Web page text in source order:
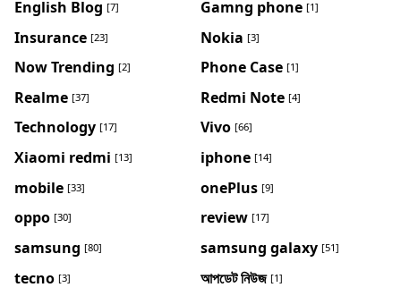
English Blog [7] Gamng phone [1]
Insurance [23] Nokia [3]
Now Trending [2] Phone Case [1]
Realme [37] Redmi Note [4]
Technology [17] Vivo [66]
Xiaomi redmi [13] iphone [14]
mobile [33] onePlus [9]
oppo [30] review [17]
samsung [80] samsung galaxy [51]
tecno [3] আপডেট নিউজ [1]